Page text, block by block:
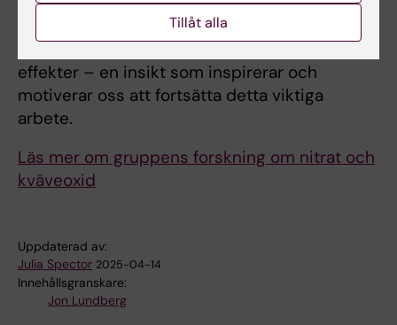
Forskningen visar att något så enkelt som ett
effekter – en insikt som inspirerar och
motiverar oss att fortsätta detta viktiga
arbete.
Läs mer om gruppens forskning om nitrat och
kväveoxid
Uppdaterad av:
Julia Spector 2025-04-14
Innehållsgranskare:
Jon Lundberg
Tillåt alla